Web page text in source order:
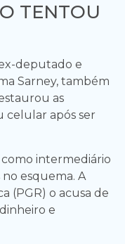
TENTOU
deputado e
Sarney, também
as
celular após ser
intermediário
esquema. A
(PGR) o acusa de
e